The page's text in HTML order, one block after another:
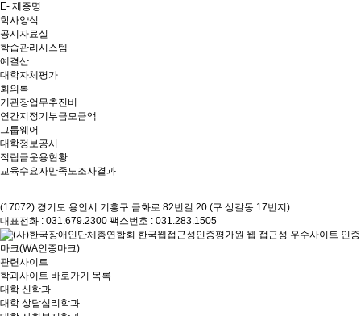
E- 제증명
학사양식
공시자료실
학습관리시스템
예결산
대학자체평가
회의록
기관장업무추진비
연간지정기부금모금액
그룹웨어
대학정보공시
적립금운용현황
교육수요자만족도조사결과
(17072) 경기도 용인시 기흥구 금화로 82번길 20 (구 상갈동 17번지)
대표전화 : 031.679.2300 팩스번호 : 031.283.1505
관련사이트
학과사이트 바로가기 목록
대학 신학과
대학 상담심리학과